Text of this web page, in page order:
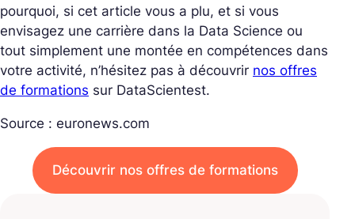
pourquoi, si cet article vous a plu, et si vous
envisagez une carrière dans la Data Science ou
tout simplement une montée en compétences dans
votre activité, n’hésitez pas à découvrir nos offres
de formations sur DataScientest.
Source : euronews.com
Découvrir nos offres de formations